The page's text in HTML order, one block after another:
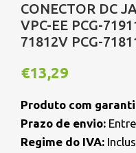
CONECTOR DC
VPC-EE PCG-
71812V PCG-
€13,29
Produto com
Prazo de envio:
Regime do IVA: